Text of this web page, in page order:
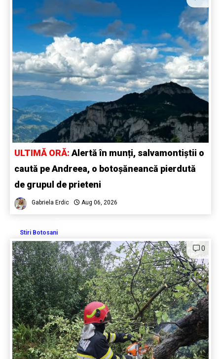
ULTIMĂ ORĂ:Alertă în munți, salvamontiștii o
caută pe Andreea, o botoșăneancă pierdută
de grupul de prieteni
Gabriela Erdic Aug 06, 2026
Stiri Botosani
0